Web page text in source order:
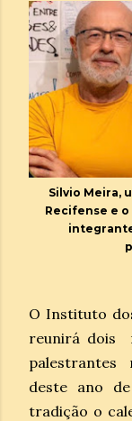
Silvio Meira,
Recifense e
integrante
O Instituto
reunirá dois
palestrantes
deste ano
tradição o